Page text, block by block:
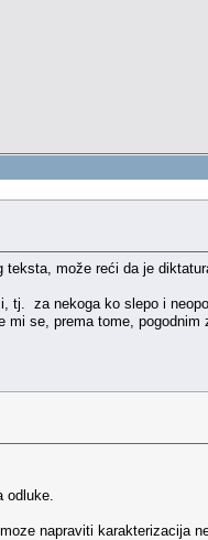
može reći da je
tj. za nekoga ko slepo i
mi se, prema tome,
napraviti karakterizacija